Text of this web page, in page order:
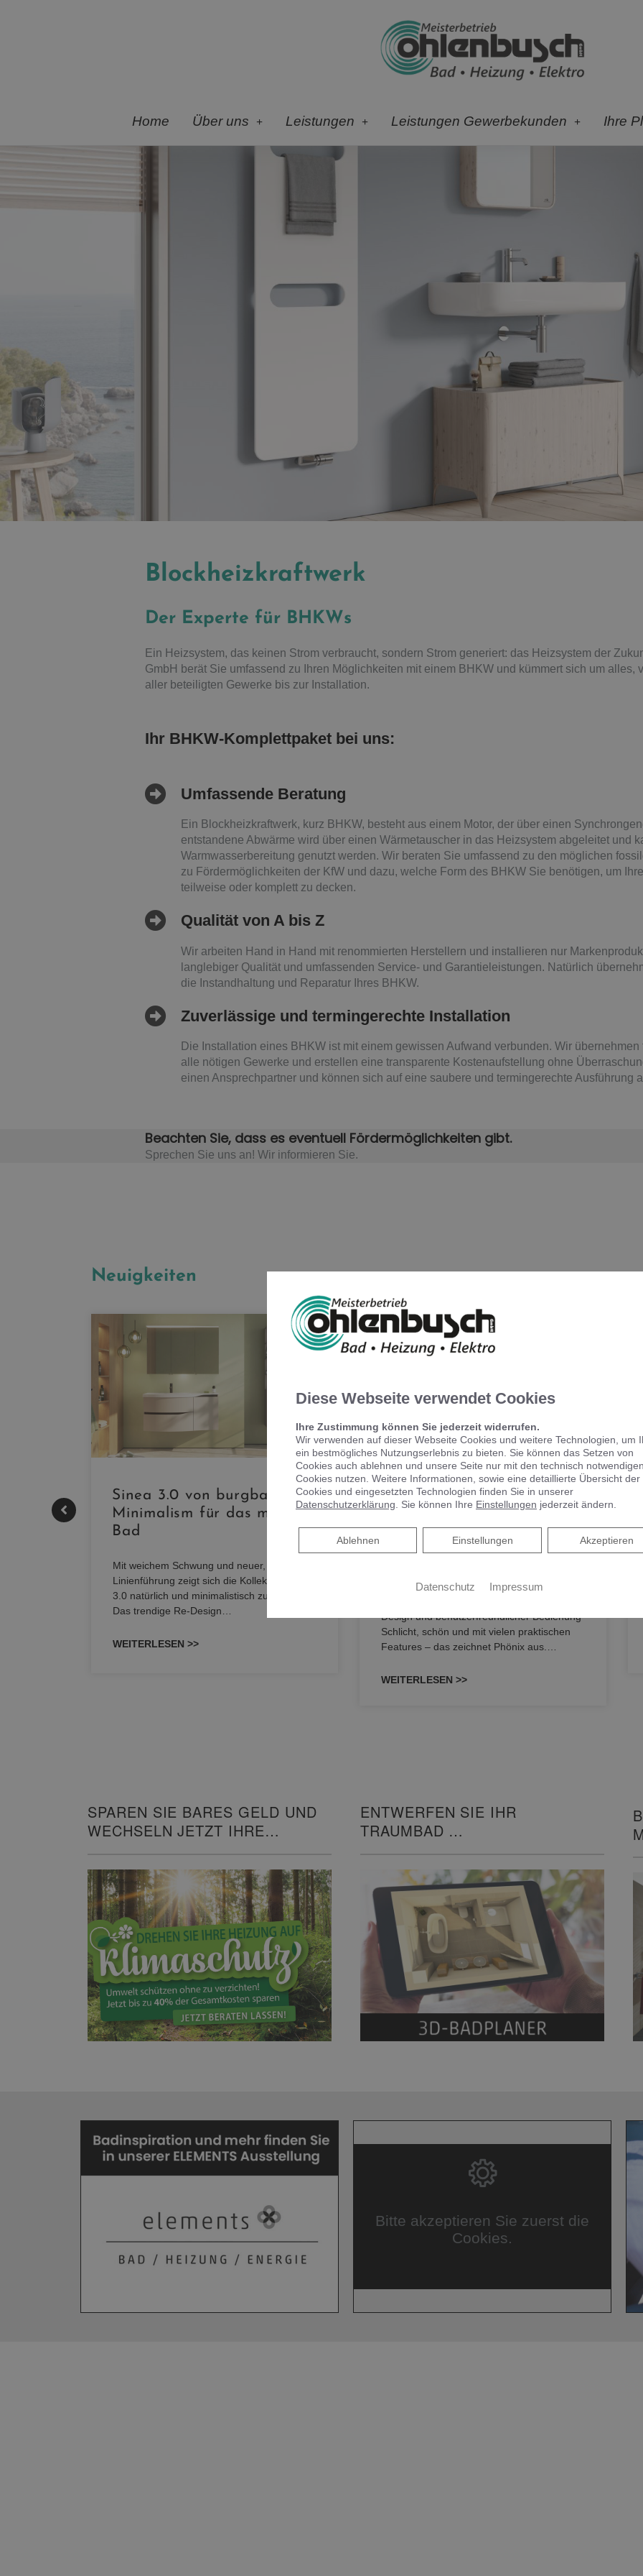
Home Über uns Leistungen Leistungen Gewerbekunden Ihre
Blockheizkraftwerk
Der Experte für BHKWs
Ein Heizsystem, das keinen Strom verbraucht, sondern Strom generiert: das Heizsystem der
GmbH berät Sie umfassend zu Ihren Möglichkeiten mit einem BHKW und kümmert sich um alles,
aller beteiligten Gewerke bis zur Installation.
Ihr BHKW-Komplettpaket bei uns:
Umfassende Beratung
Ein Blockheizkraftwerk, kurz BHKW, besteht aus einem Motor, der über einen
entstandene Abwärme wird über einen Wärmetauscher in das Heizsystem abgeleitet und
Warmwasserbereitung genutzt werden. Wir beraten Sie umfassend zu den möglichen
zu Fördermöglichkeiten der KfW und dazu, welche Form des BHKW Sie benötigen, um
teilweise oder komplett zu decken.
Qualität von A bis Z
Wir arbeiten Hand in Hand mit renommierten Herstellern und installieren nur
langlebiger Qualität und umfassenden Service- und Garantieleistungen. Natürlich
die Instandhaltung und Reparatur Ihres BHKW.
Zuverlässige und termingerechte Installation
Die Installation eines BHKW ist mit einem gewissen Aufwand verbunden. Wir
alle nötigen Gewerke und erstellen eine transparente Kostenaufstellung ohne
einen Ansprechpartner und können sich auf eine saubere und termingerechte Ausführung
Beachten Sie, dass es eventuell Fördermöglichkeiten gibt.
Sprechen Sie uns an! Wir informieren Sie.​
Neuigkeiten
Sinea 3.0 von burgbad: Soft
Minimalism für das moderne
Bad
Mit weichem Schwung und neuer, markanter
Linienführung zeigt sich die Kollektion Sinea
3.0 natürlich und minimalistisch zugleich.
Das trendige Re-Design…
WEITERLESEN >>
KEUCO PHÖNIX –
Spiegelschrank punktet mit
reduziertem Design und
benutzerfreundlicher
Design und benutzerfreundlicher Bedienung
Schlicht, schön und mit vielen praktischen
Features – das zeichnet Phönix aus.…
WEITERLESEN >>
SPAREN SIE BARES GELD UND
WECHSELN JETZT IHRE
ENTWERFEN SIE IHR
TRAUMBAD
Bitte akzeptieren Sie zuerst die
Cookies.
Diese Webseite verwendet Cookies
Ihre Zustimmung können Sie jederzeit widerrufen.
Wir verwenden auf dieser Webseite Cookies und weitere Technologien, um
ein bestmögliches Nutzungserlebnis zu bieten. Sie können das Setzen von
Cookies auch ablehnen und unsere Seite nur mit den technisch notwendigen
Cookies nutzen. Weitere Informationen, sowie eine detaillierte Übersicht der
Cookies und eingesetzten Technologien finden Sie in unserer
Datenschutzerklärung . Sie können Ihre Einstellungen jederzeit ändern.
Akzeptieren
Einstellungen
Ablehnen
Ablehnen
Datenschutz Impressum